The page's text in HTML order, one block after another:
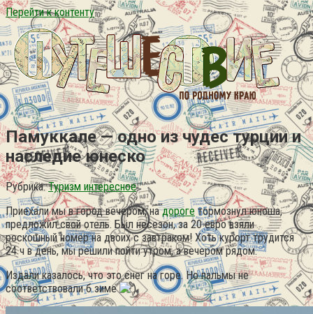
Перейти к контенту
Памуккале — одно из чудес турции и
наследие юнеско
Рубрика: Туризм интересное
Приехали мы в город вечером, надорогетормознул юноша,
предложил свой отель. Был несезон, за 20 евро взяли
роскошный номер на двоих с завтраком! Хоть курорт трудится
24 ч в день, мы решили пойти утром, а вечером рядом.
Издали казалось, что это снег на горе. Но пальмы не
соответствовали б зиме